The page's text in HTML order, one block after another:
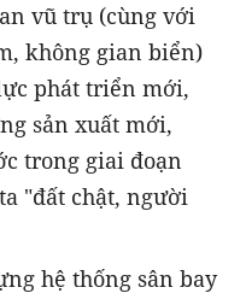
vũ trụ (cùng với
không gian biển)
phát triển mới,
sản xuất mới,
trong giai đoạn
"đất chật, người
hệ thống sân bay